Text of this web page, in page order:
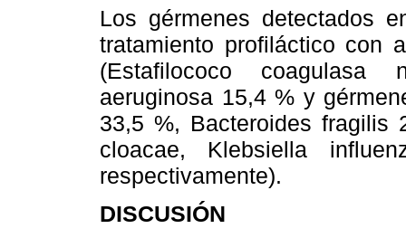
Los gérmenes detectados
tratamiento profiláctico con
(Estafilococo coagulasa
aeruginosa 15,4 % y
33,5 %, Bacteroides fragilis
cloacae, Klebsiella
respectivamente).
DISCUSIÓN